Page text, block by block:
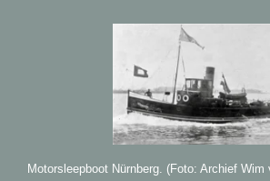
Motorsleepboot Nürnberg. (Foto: Archief